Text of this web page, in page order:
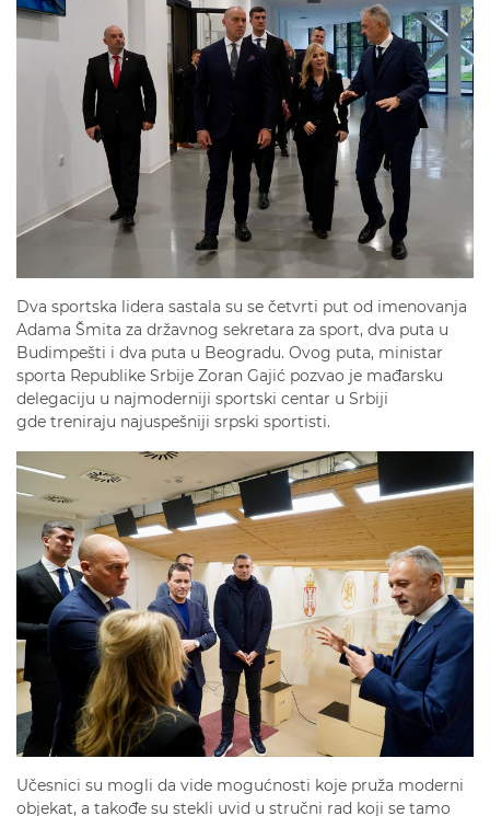
Dva sportska lidera sastala su se četvrti put od imenovanja
Adama Šmita za državnog sekretara za sport, dva puta u
Budimpešti i dva puta u Beogradu. Ovog puta, ministar
sporta Republike Srbije Zoran Gajić pozvao je mađarsku
delegaciju u najmoderniji sportski centar u Srbiji
gde treniraju najuspešniji srpski sportisti.
Učesnici su mogli da vide mogućnosti koje pruža moderni
objekat, a takođe su stekli uvid u stručni rad koji se tamo